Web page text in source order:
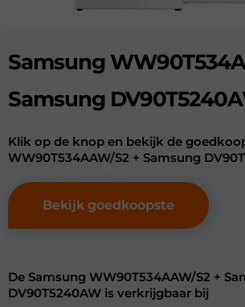
Samsung
Samsung
Klik op de knop en bekijk de
WW90T534AAW/S2 + Samsung
Bekijk goedkoopste
De Samsung WW90T534AAW/S2 +
DV90T5240AW is verkrijgbaar bij